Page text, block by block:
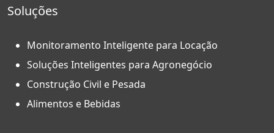
Soluções
Monitoramento Inteligente para Locação
Soluções Inteligentes para Agronegócio
Construção Civil e Pesada
Alimentos e Bebidas